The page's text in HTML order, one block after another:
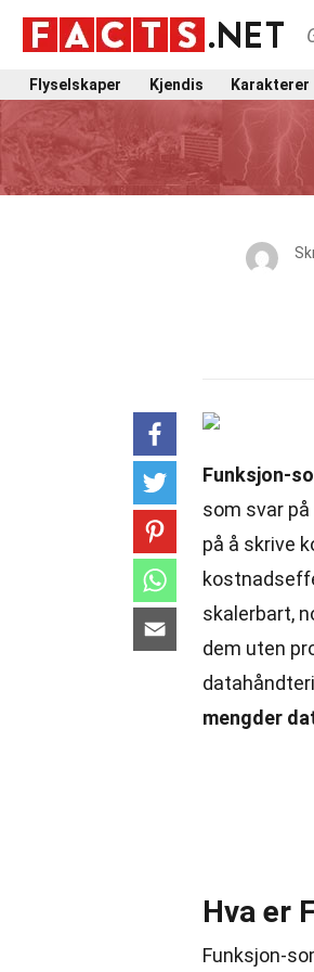
Flyselskaper Kjendis Karakterer
Funksjon-
som svar
på å skrive
skalerbart,
dem uten
mengder
Hva er
Funksjon-